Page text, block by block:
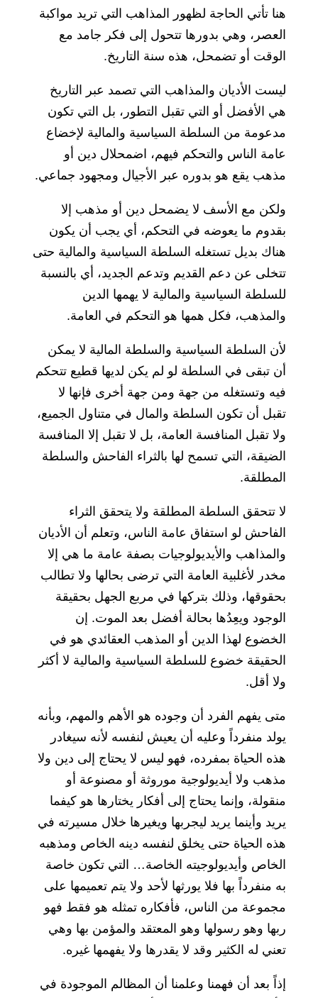
هنا تأتي الحاجة لظهور المذاهب التي تريد مواكبة
العصر، وهي بدورها تتحول إلى فكر جامد مع
الوقت أو تضمحل، هذه سنة التاريخ.
ليست الأديان والمذاهب التي تصمد عبر التاريخ
هي الأفضل أو التي تقبل التطور، بل التي تكون
مدعومة من السلطة السياسية والمالية لإخضاع
عامة الناس والتحكم فيهم، اضمحلال دين أو
مذهب يقع هو بدوره عبر الأجيال ومجهود جماعي.
ولكن مع الأسف لا يضمحل دين أو مذهب إلا
بقدوم ما يعوضه في التحكم، أي يجب أن يكون
هناك بديل تستغله السلطة السياسية والمالية حتى
تتخلى عن دعم القديم وتدعم الجديد، أي بالنسبة
للسلطة السياسية والمالية لا يهمها الدين
والمذهب، فكل همها هو التحكم في العامة.
لأن السلطة السياسية والسلطة المالية لا يمكن
أن تبقى في السلطة لو لم يكن لديها قطيع تتحكم
فيه وتستغله من جهة ومن جهة أخرى فإنها لا
تقبل أن تكون السلطة والمال في متناول الجميع،
ولا تقبل المنافسة العامة، بل لا تقبل إلا المنافسة
الضيقة، التي تسمح لها بالثراء الفاحش والسلطة
المطلقة.
لا تتحقق السلطة المطلقة ولا يتحقق الثراء
الفاحش لو استفاق عامة الناس، وتعلم أن الأديان
والمذاهب والأيديولوجيات بصفة عامة ما هي إلا
مخدر لأغلبية العامة التي ترضى بحالها ولا تطالب
بحقوقها، وذلك بتركها في مربع الجهل بحقيقة
الوجود ويعِدُها بحالة أفضل بعد الموت. إن
الخضوع لهذا الدين أو المذهب العقائدي هو في
الحقيقة خضوع للسلطة السياسية والمالية لا أكثر
ولا أقل.
متى يفهم الفرد أن وجوده هو الأهم والمهم، وبأنه
يولد منفرداً وعليه أن يعيش لنفسه لأنه سيغادر
هذه الحياة بمفرده، فهو ليس لا يحتاج إلى دين ولا
مذهب ولا أيديولوجية موروثة أو مصنوعة أو
منقولة، وإنما يحتاج إلى أفكار يختارها هو كيفما
يريد وأينما يريد ليجربها ويغيرها خلال مسيرته في
هذه الحياة حتى يخلق لنفسه دينه الخاص ومذهبه
الخاص وأيديولوجيته الخاصة… التي تكون خاصة
به منفرداً بها فلا يورثها لأحد ولا يتم تعميمها على
مجموعة من الناس، فأفكاره تمثله هو فقط فهو
ربها وهو رسولها وهو المعتقد والمؤمن بها وهي
تعني له الكثير وقد لا يقدرها ولا يفهمها غيره.
إذاً بعد أن فهمنا وعلمنا أن المظالم الموجودة في